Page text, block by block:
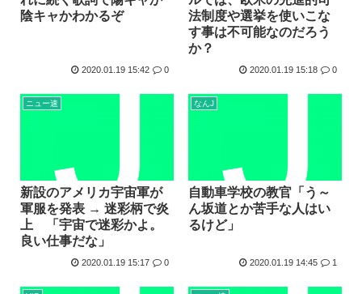
陰キャかわかるぞ
2020.01.19 15:42 0
法制度や選挙を使いこな
す事は不可能なのだろう
か？
2020.01.19 15:18 0
ニュー速
新設のアメリカ宇宙軍が
軍服を発表 → 迷彩柄で炎
上 「宇宙で迷彩かよ。
良い仕事だな」
2020.01.19 15:17 0
なんJ
自動車学校の教官「う～
ん坂道とか苦手な人はい
るけど」
2020.01.19 14:45 1